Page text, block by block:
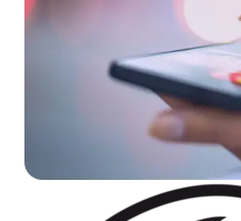
Ressourcen